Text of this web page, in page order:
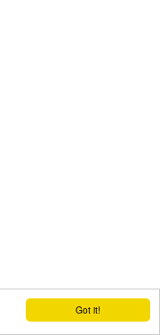
Got it!